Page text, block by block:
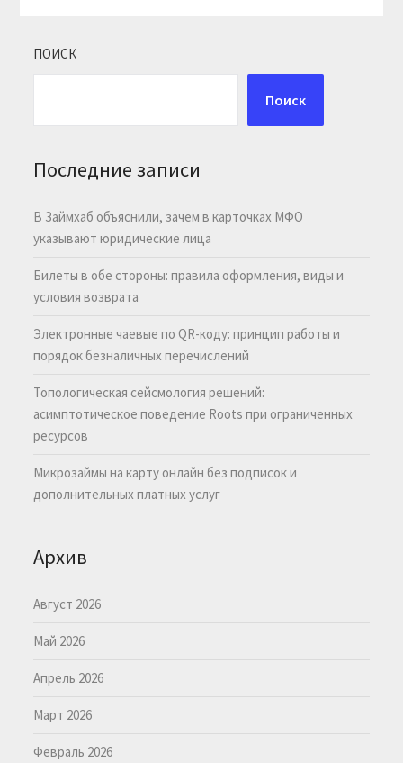
ПОИСК
Поиск
Последние записи
В Займхаб объяснили, зачем в карточках МФО
указывают юридические лица
Билеты в обе стороны: правила оформления, виды и
условия возврата
Электронные чаевые по QR-коду: принцип работы и
порядок безналичных перечислений
Топологическая сейсмология решений:
асимптотическое поведение Roots при ограниченных
ресурсов
Микрозаймы на карту онлайн без подписок и
дополнительных платных услуг
Архив
Август 2026
Май 2026
Апрель 2026
Март 2026
Февраль 2026